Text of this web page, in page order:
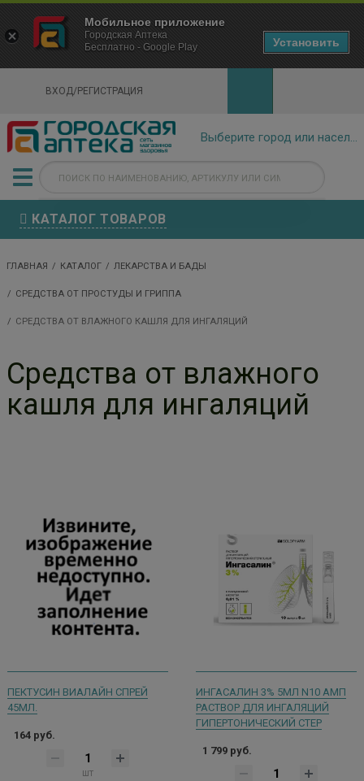
ВХОД/РЕГИСТРАЦИЯ
КАТАЛОГ ТОВАРОВ
ГЛАВНАЯ КАТАЛОГ ЛЕКАРСТВА И БАДЫ
СРЕДСТВА ОТ ПРОСТУДЫ И ГРИППА
СРЕДСТВА ОТ ВЛАЖНОГО КАШЛЯ ДЛЯ ИНГАЛЯЦИЙ
Средства от влажного
кашля для ингаляций
ПЕКТУСИН ВИАЛАЙН СПРЕЙ
45МЛ.
164 руб.
шт
ИНГАСАЛИН 3% 5МЛ N10 АМП
РАСТВОР ДЛЯ ИНГАЛЯЦИЙ
ГИПЕРТОНИЧЕСКИЙ СТЕР
1 799 руб.
×
Городская Аптека Маркетплейс
- In Google Play
Мобильное приложение
Городская Аптека
Бесплатно - Google Play
Установить